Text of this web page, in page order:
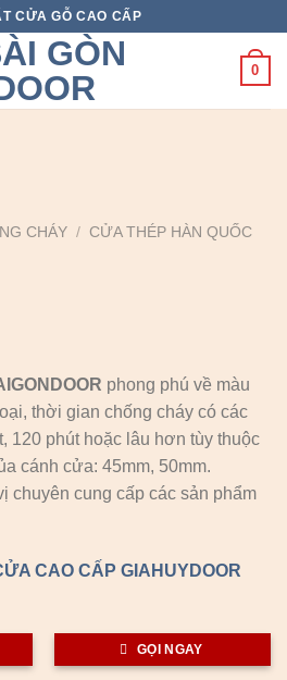
CỬA GỖ CAO CẤP
0
CHÁY / CỬA THÉP HÀN QUỐC
phong phú về màu
thời gian chống cháy có các
120 phút hoặc lâu hơn tùy thuộc
cánh cửa: 45mm, 50mm.
chuyên cung cấp các sản phẩm
CAO CẤP GIAHUYDOOR
GỌI NGAY